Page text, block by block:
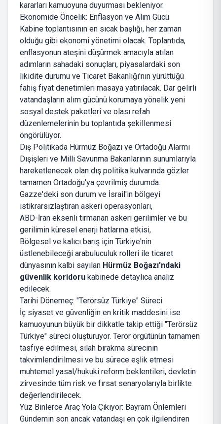
kararları kamuoyuna duyurması bekleniyor.
Ekonomide Öncelik: Enflasyon ve Alım Gücü
Kabine toplantısının en sıcak başlığı, her zaman
olduğu gibi ekonomi yönetimi olacak. Toplantıda,
enflasyonun ateşini düşürmek amacıyla atılan
adımların sahadaki sonuçları, piyasalardaki son
likidite durumu ve Ticaret Bakanlığı'nın yürüttüğü
fahiş fiyat denetimleri masaya yatırılacak. Dar gelirli
vatandaşların alım gücünü korumaya yönelik yeni
sosyal destek paketleri ve olası refah
düzenlemelerinin bu toplantıda şekillenmesi
öngörülüyor.
Dış Politikada Hürmüz Boğazı ve Ortadoğu Alarmı
Dışişleri ve Milli Savunma Bakanlarının sunumlarıyla
hareketlenecek olan dış politika kulvarında gözler
tamamen Ortadoğu'ya çevrilmiş durumda.
Gazze'deki son durum ve İsrail'in bölgeyi
istikrarsızlaştıran askeri operasyonları,
ABD-İran eksenli tırmanan askeri gerilimler ve bu
gerilimin küresel enerji hatlarına etkisi,
Bölgesel ve kalıcı barış için Türkiye'nin
üstlenebileceği arabuluculuk rolleri ile ticaret
dünyasının kalbi sayılan Hürmüz Boğazı'ndaki
güvenlik koridoru kabinede detaylıca analiz
edilecek.
Tarihi Dönemeç: "Terörsüz Türkiye" Süreci
İç siyaset ve güvenliğin en kritik maddesini ise
kamuoyunun büyük bir dikkatle takip ettiği "Terörsüz
Türkiye" süreci oluşturuyor. Terör örgütünün tamamen
tasfiye edilmesi, silah bırakma sürecinin
takvimlendirilmesi ve bu sürece eşlik etmesi
muhtemel yasal/hukuki reform beklentileri, devletin
zirvesinde tüm risk ve fırsat senaryolarıyla birlikte
değerlendirilecek.
Yüz Binlerce Araç Yola Çıkıyor: Bayram Önlemleri
Gündemin son ancak vatandaşı en çok ilgilendiren